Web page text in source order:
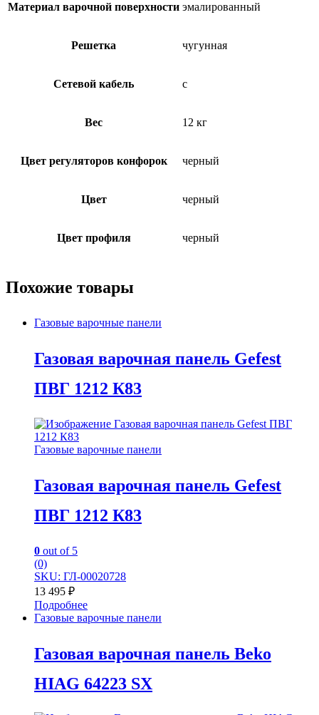
Материал варочной поверхности эмалированный
Решетка чугунная
Сетевой кабель с
Вес 12 кг
Цвет регуляторов конфорок черный
Цвет черный
Цвет профиля черный
Похожие товары
Газовые варочные панели
Газовая варочная панель Gefest
ПВГ 1212 К83
Газовые варочные панели
Газовая варочная панель Gefest
ПВГ 1212 К83
0 out of 5
(0)
SKU: ГЛ-00020728
13 495 ₽
Подробнее
Газовые варочные панели
Газовая варочная панель Beko
HIAG 64223 SX